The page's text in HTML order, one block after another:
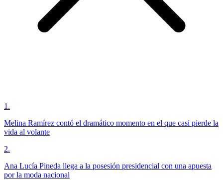
1 .
Melina Ramírez contó el dramático momento en el que casi pierde la
vida al volante
2.
Ana Lucía Pineda llega a la posesión presidencial con una apuesta
por la moda nacional